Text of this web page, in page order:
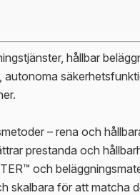
hållbar
– rena och
prestanda och
och
skalbara för att matcha